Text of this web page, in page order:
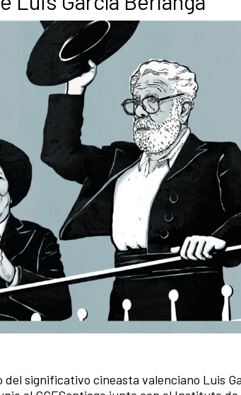
significativo cineasta valenciano Luis